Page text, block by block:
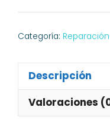
Categoría:
Descripción
Valoraciones